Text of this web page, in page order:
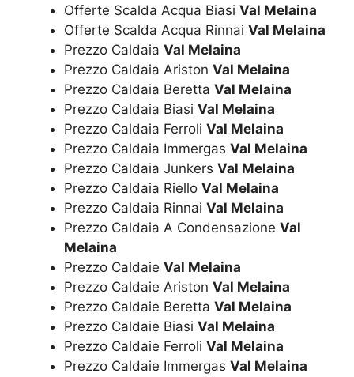
Offerte Scalda Acqua Biasi Val Melaina
Offerte Scalda Acqua Rinnai Val Melaina
Prezzo Caldaia Val Melaina
Prezzo Caldaia Ariston Val Melaina
Prezzo Caldaia Beretta Val Melaina
Prezzo Caldaia Biasi Val Melaina
Prezzo Caldaia Ferroli Val Melaina
Prezzo Caldaia Immergas Val Melaina
Prezzo Caldaia Junkers Val Melaina
Prezzo Caldaia Riello Val Melaina
Prezzo Caldaia Rinnai Val Melaina
Prezzo Caldaia A Condensazione Val
Melaina
Prezzo Caldaie Val Melaina
Prezzo Caldaie Ariston Val Melaina
Prezzo Caldaie Beretta Val Melaina
Prezzo Caldaie Biasi Val Melaina
Prezzo Caldaie Ferroli Val Melaina
Prezzo Caldaie Immergas Val Melaina